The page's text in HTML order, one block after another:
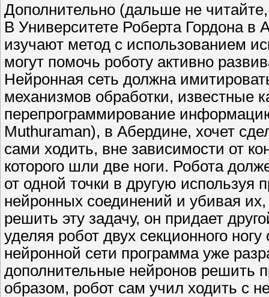
Дополнительно (дальше не
В Университете Роберта Гордона
изучают метод с использованием
могут помочь роботу активно
Нейронная сеть должна
механизмов обработки, известные
перепрограммирование
Muthuraman), в Абердине, хочет
сами ходить, вне зависимости от
которого шли две ноги. Робота
от одной точки в другую
нейронных соединений и убивая
решить эту задачу, он придает
уделяя робот двух секционного
нейронной сети программа уже
дополнительные нейронов решить
образом, робот сам учил ходить с